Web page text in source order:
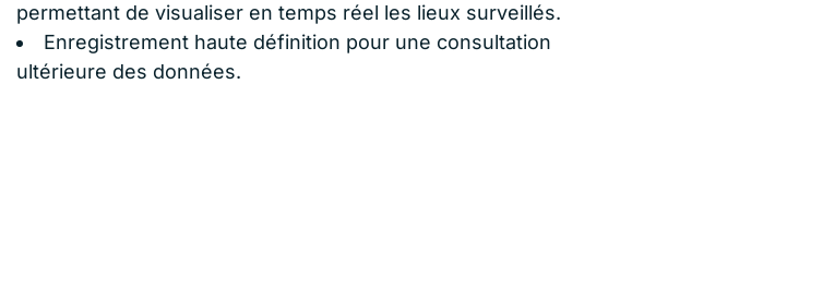
permettant de visualiser en temps réel les lieux surveillés.
Enregistrement haute définition pour une consultation
ultérieure des données.